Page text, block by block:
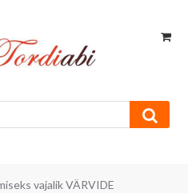
vajalik VÄRVIDE